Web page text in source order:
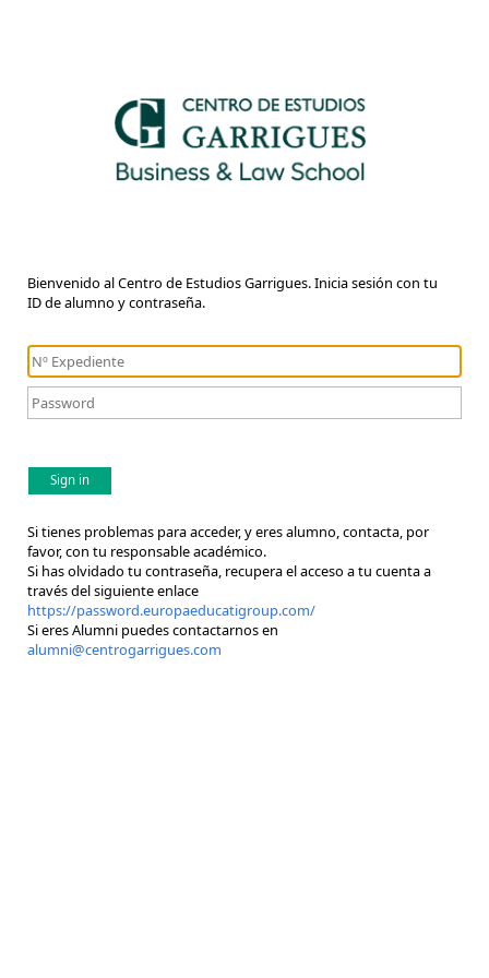
Bienvenido al Centro de Estudios Garrigues. Inicia sesión con tu
ID de alumno y contraseña.
Sign in
Si tienes problemas para acceder, y eres alumno, contacta, por
favor, con tu responsable académico.
Si has olvidado tu contraseña, recupera el acceso a tu cuenta a
través del siguiente enlace
https://password.europaeducatigroup.com/
Si eres Alumni puedes contactarnos en
alumni@centrogarrigues.com